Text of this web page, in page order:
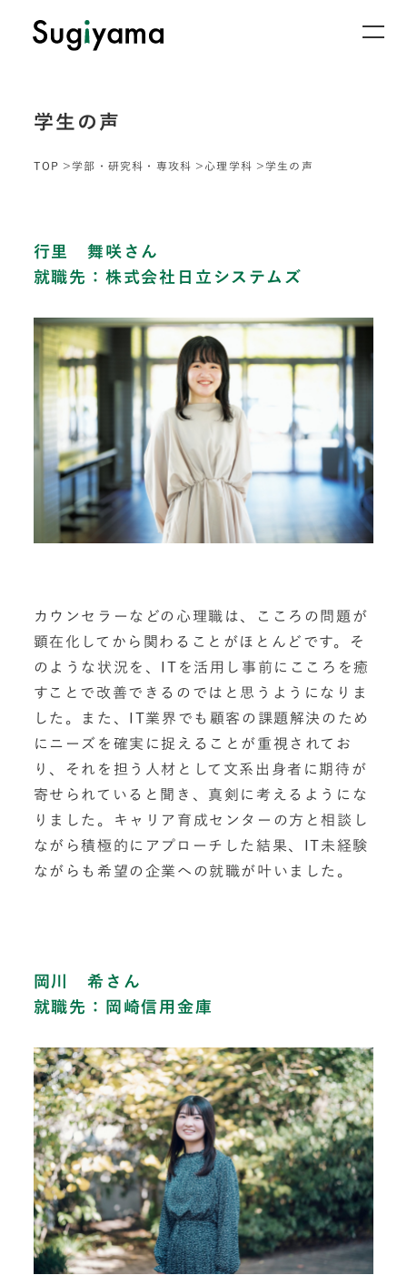
学生の声
TOP 学部・研究科・専攻科 心理学科 学生の声
行里 舞咲さん
就職先：株式会社日立システムズ
カウンセラーなどの心理職は、こころの問題が
顕在化してから関わることがほとんどです。そ
のような状況を、ITを活用し事前にこころを癒
すことで改善できるのではと思うようになりま
した。また、IT業界でも顧客の課題解決のため
にニーズを確実に捉えることが重視されてお
り、それを担う人材として文系出身者に期待が
寄せられていると聞き、真剣に考えるようにな
りました。キャリア育成センターの方と相談し
ながら積極的にアプローチした結果、IT未経験
ながらも希望の企業への就職が叶いました。
岡川 希さん
就職先：岡崎信用金庫